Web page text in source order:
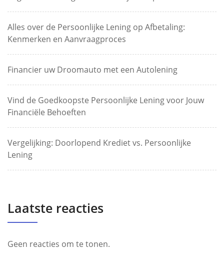
Alles over de Persoonlijke Lening op Afbetaling:
Kenmerken en Aanvraagproces
Financier uw Droomauto met een Autolening
Vind de Goedkoopste Persoonlijke Lening voor Jouw
Financiële Behoeften
Vergelijking: Doorlopend Krediet vs. Persoonlijke
Lening
Laatste reacties
Geen reacties om te tonen.